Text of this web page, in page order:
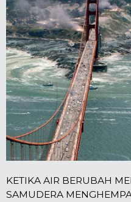
KETIKA AIR BERUBAH
SAMUDERA